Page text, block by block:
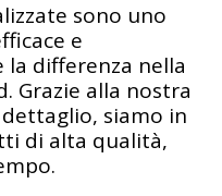
sono uno
e
la differenza nella
Grazie alla nostra
siamo in
di alta qualità,